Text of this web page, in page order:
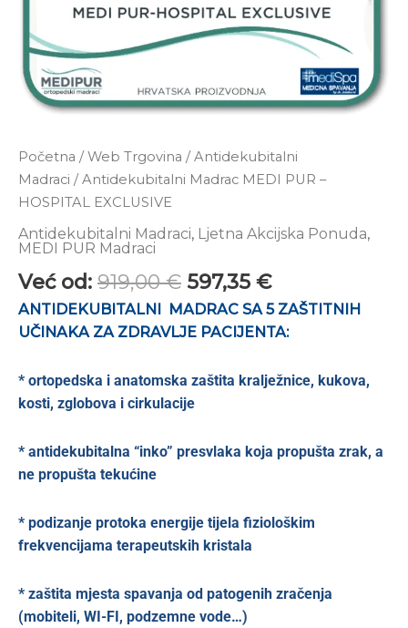
Početna /Web Trgovina /Antidekubitalni
Madraci / Antidekubitalni Madrac MEDI PUR –
HOSPITAL EXCLUSIVE
Antidekubitalni Madraci, Ljetna Akcijska Ponuda,
MEDI PUR Madraci
Već od: 919,00€ 597,35 €
ANTIDEKUBITALNI MADRAC SA 5 ZAŠTITNIH
UČINAKA ZA ZDRAVLJE PACIJENTA:
* ortopedska i anatomska zaštita kralježnice, kukova,
kosti, zglobova i cirkulacije
* antidekubitalna “inko” presvlaka koja propušta zrak, a
ne propušta tekućine
* podizanje protoka energije tijela fiziološkim
frekvencijama terapeutskih kristala
* zaštita mjesta spavanja od patogenih zračenja
(mobiteli, WI-FI, podzemne vode…)